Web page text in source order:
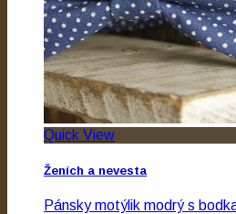
Quick View
Ženích a nevesta
Pánsky motýlik modrý s